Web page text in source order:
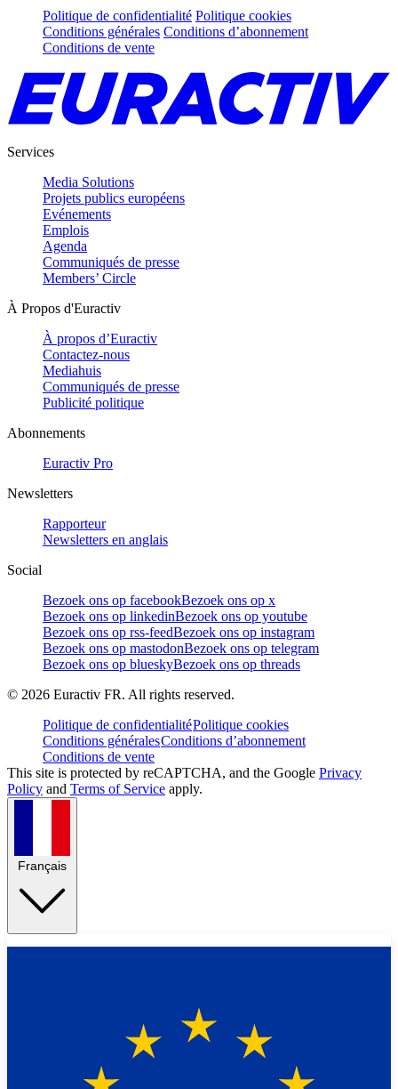
Politique de confidentialité Politique cookies
Conditions générales Conditions d’abonnement
Conditions de vente
Services
Media Solutions
Projets publics européens
Evénements
Emplois
Agenda
Communiqués de presse
Members’ Circle
À Propos d'Euractiv
À propos d’Euractiv
Contactez-nous
Mediahuis
Communiqués de presse
Publicité politique
Abonnements
Euractiv Pro
Newsletters
Rapporteur
Newsletters en anglais
Social
Bezoek ons op facebookBezoek ons op x
Bezoek ons op linkedinBezoek ons op youtube
Bezoek ons op rss-feedBezoek ons op instagram
Bezoek ons op mastodonBezoek ons op telegram
Bezoek ons op blueskyBezoek ons op threads
© 2026 Euractiv FR. All rights reserved.
Politique de confidentialitéPolitique cookies
Conditions généralesConditions d’abonnement
Conditions de vente
This site is protected by reCAPTCHA, and the Google Privacy
Policy and Terms of Service apply.
Français